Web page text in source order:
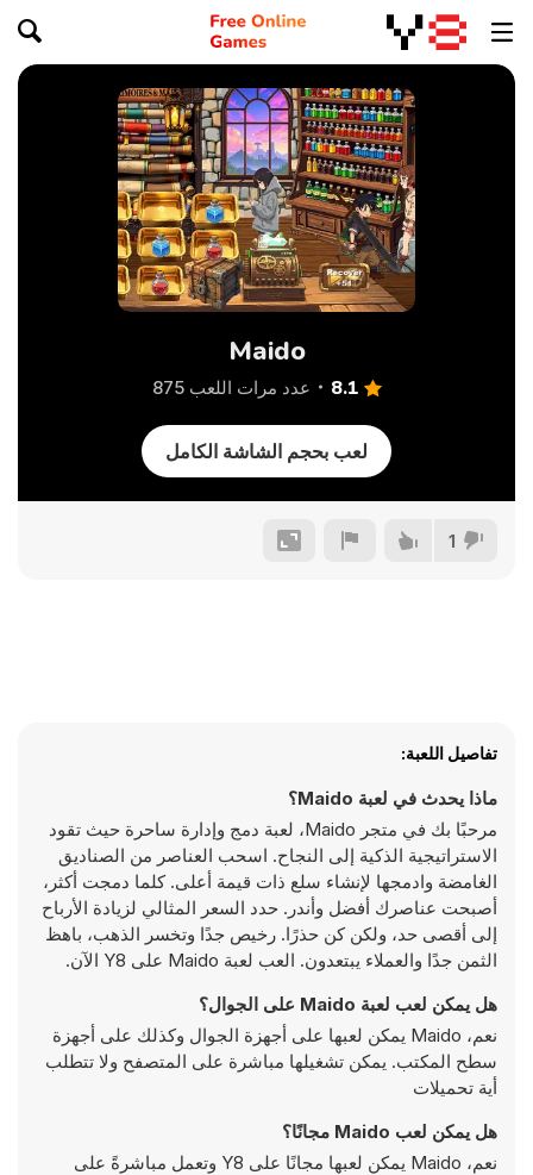
Maido
8.1 عدد مرات اللعب 875
لعب بحجم الشاشة الكامل
1
تفاصيل اللعبة:
ماذا يحدث في لعبة Maido؟
مرحبًا بك في متجر Maido، لعبة دمج وإدارة ساحرة حيث تقود
الاستراتيجية الذكية إلى النجاح. اسحب العناصر من الصناديق
الغامضة وادمجها لإنشاء سلع ذات قيمة أعلى. كلما دمجت أكثر،
أصبحت عناصرك أفضل وأندر. حدد السعر المثالي لزيادة الأرباح
إلى أقصى حد، ولكن كن حذرًا. رخيص جدًا وتخسر الذهب، باهظ
الثمن جدًا والعملاء يبتعدون. العب لعبة Maido على Y8 الآن.
هل يمكن لعب لعبة Maido على الجوال؟
نعم، Maido يمكن لعبها على أجهزة الجوال وكذلك على أجهزة
سطح المكتب. يمكن تشغيلها مباشرة على المتصفح ولا تتطلب
أية تحميلات
هل يمكن لعب Maido مجانًا؟
نعم، Maido يمكن لعبها مجانًا على Y8 وتعمل مباشرةً على